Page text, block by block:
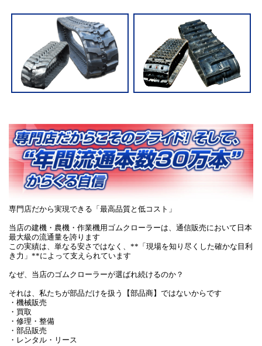
専門店だから実現できる「最高品質と低コスト」
当店の建機・農機・作業機用ゴムクローラーは、通信販売において日本
最大級の流通量を誇ります
この実績は、単なる安さではなく、**「現場を知り尽くした確かな目利
き力」**によって支えられています
なぜ、当店のゴムクローラーが選ばれ続けるのか？
それは、私たちが部品だけを扱う【部品商】ではないからです
・機械販売
・買取
・修理・整備
・部品販売
・レンタル・リース